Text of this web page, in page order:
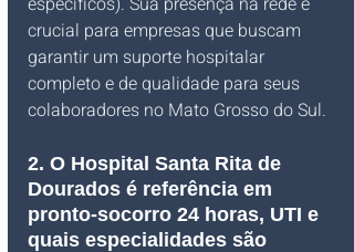
crucial para empresas que buscam
garantir um suporte hospitalar
completo e de qualidade para seus
colaboradores no Mato Grosso do Sul.
2. O Hospital Santa Rita de
Dourados é referência em
pronto-socorro 24 horas, UTI e
quais especialidades são